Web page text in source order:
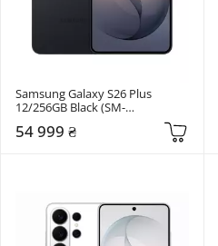
Samsung Galaxy S26 Plus
12/256GB Black (SM-
54 999 ₴